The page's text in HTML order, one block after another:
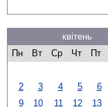
квітень
Пн
Вт Ср Чт Пт
2
3 4 5 6
9
10 11 12 13